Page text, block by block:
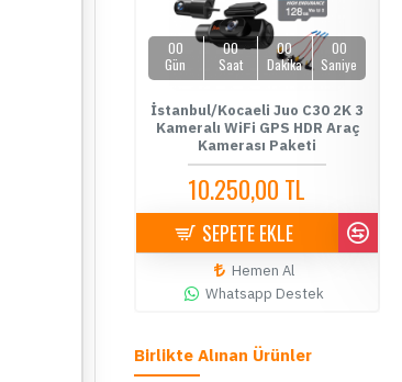
00
Gün
00
Saat
00
Dakika
00
Saniye
İstanbul/Kocaeli Juo C30 2K 3
Kameralı WiFi GPS HDR Araç
Kamerası Paketi
10.250,00 TL
SEPETE EKLE
Hemen Al
Whatsapp Destek
Birlikte Alınan Ürünler